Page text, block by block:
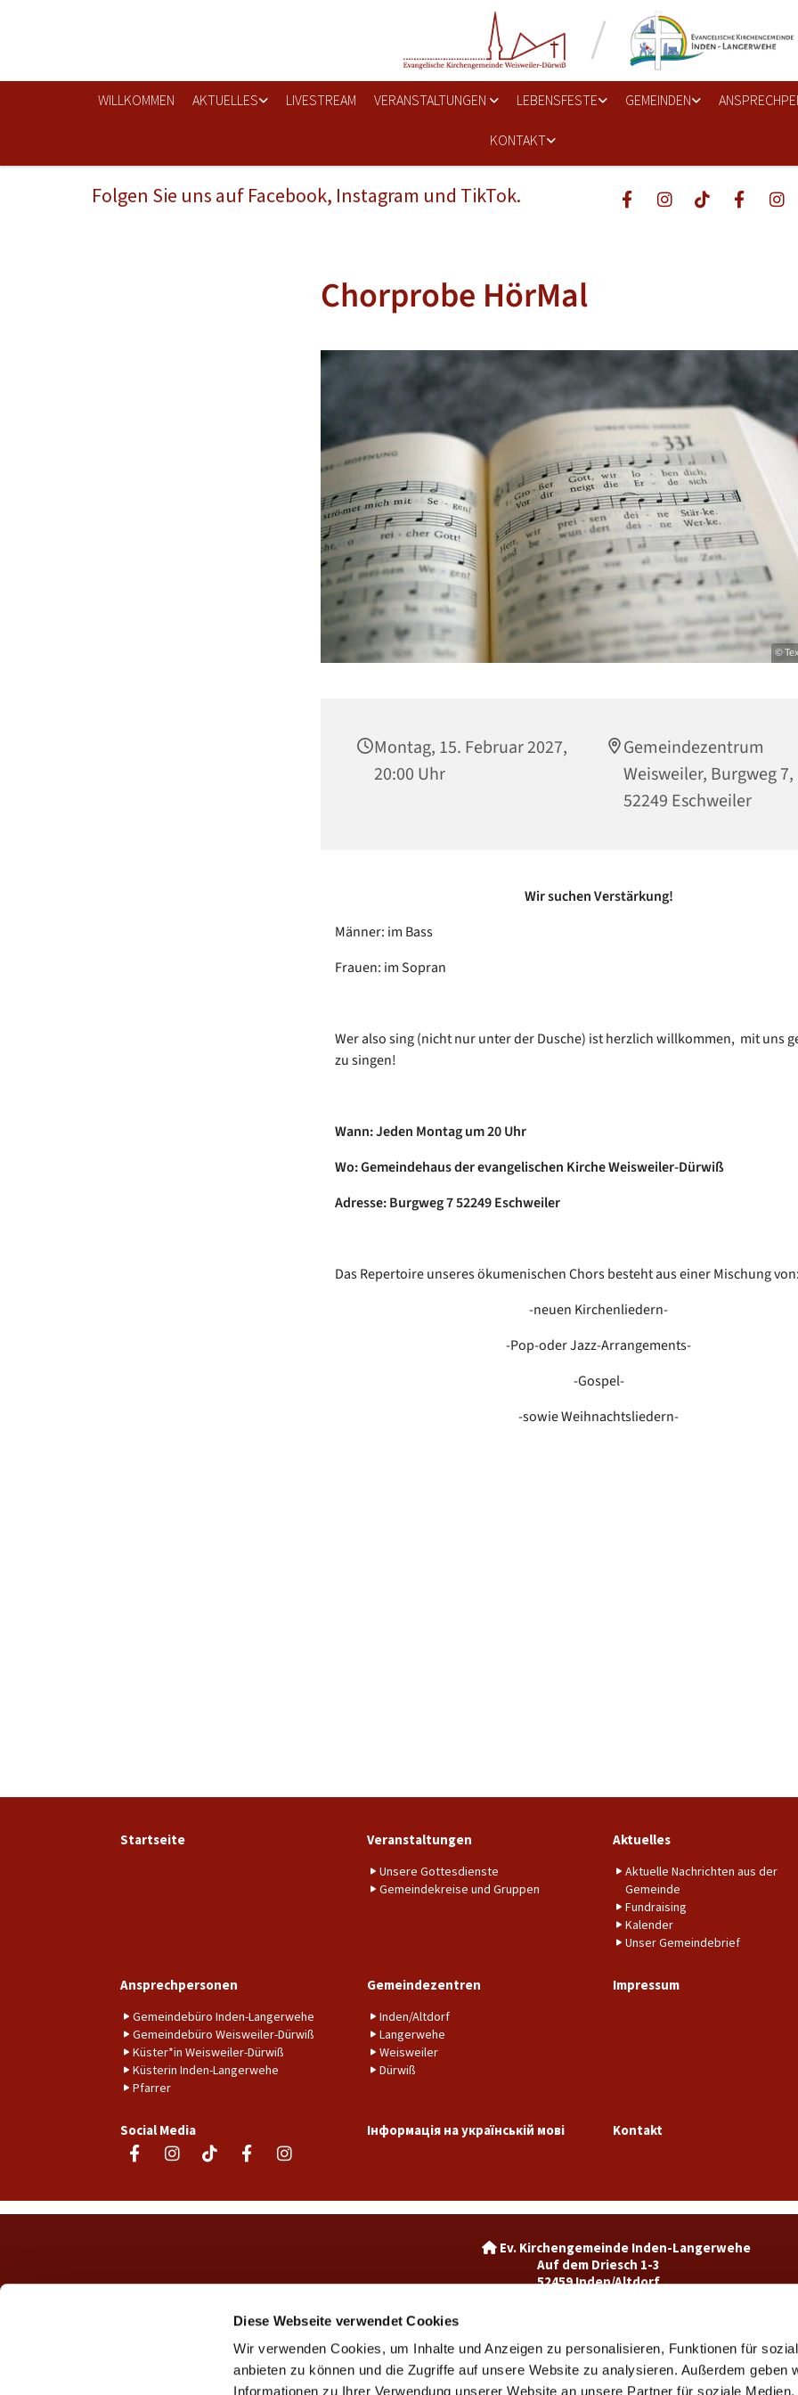
Diese Webseite verwendet Cookies
Wir verwenden Cookies, um Inhalte und Anzeigen zu personalisieren, Funktionen für
anbieten zu können und die Zugriffe auf unsere Website zu analysieren. Außerdem geben
Informationen zu Ihrer Verwendung unserer Website an unsere Partner für soziale Medien,
WILLKOMMEN AKTUELLES LIVESTREAM VERANSTALTUNGEN LEBENSFESTE GEMEINDEN
KONTAKT
Folgen Sie uns auf Facebook, Instagram und TikTok.
Chorprobe HörMal
©
Montag, 15. Februar 2027,
20:00 Uhr
Gemeindezentrum
Weisweiler, Burgweg 7,
52249 Eschweiler
Wir suchen Verstärkung!
Männer: im Bass
Frauen: im Sopran
Wer also sing (nicht nur unter der Dusche) ist herzlich willkommen, mit uns
zu singen!
Wann: Jeden Montag um 20 Uhr
Wo: Gemeindehaus der evangelischen Kirche Weisweiler-Dürwiß
Adresse: Burgweg 7 52249 Eschweiler
Das Repertoire unseres ökumenischen Chors besteht aus einer Mischung von:
-neuen Kirchenliedern-
-Pop-oder Jazz-Arrangements-
-Gospel-
-sowie Weihnachtsliedern-
Startseite Veranstaltungen
Unsere Gottesdienste
Gemeindekreise und Gruppen
Aktuelles
Aktuelle Nachrichten aus der
Gemeinde
Fundraising
Kalender
Unser Gemeindebrief
Ansprechpersonen
Gemeindebüro Inden-Langerwehe
Gemeindebüro Weisweiler-Dürwiß
Küster*in Weisweiler-Dürwiß
Küsterin Inden-Langerwehe
Pfarrer
Gemeindezentren
Inden/Altdorf
Langerwehe
Weisweiler
Dürwiß
Impressum
Social Media Інформація на українській мові Kontakt
Ev. Kirchengemeinde Inden-
Auf dem Driesch 1-3
52459 Inden/Altdorf
Ev. Kirchengemeinde Weisweiler-Dürwiß
Burgweg 7
52249 Eschweiler